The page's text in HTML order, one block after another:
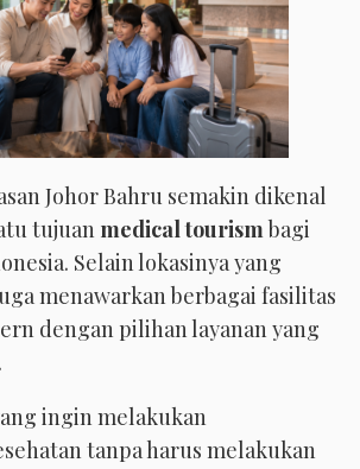
Johor Bahru semakin dikenal
tujuan medical tourismbagi
Selain lokasinya yang
menawarkan berbagai fasilitas
dengan pilihan layanan yang
ingin melakukan
tanpa harus melakukan